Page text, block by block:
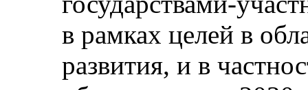
в рамках целей в
развития, и в